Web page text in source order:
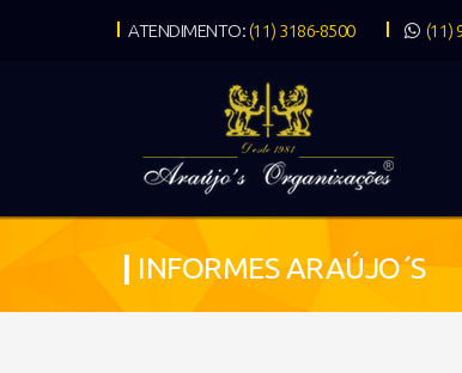
ATENDIMENTO: (11) 3186-8500 (11)
INFORMES ARAÚJO´S